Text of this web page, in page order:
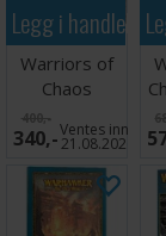
Legg i
Warriors of
Chaos
Champions of
Chaos
400,-
340,-Ventes inn
21.08.2026